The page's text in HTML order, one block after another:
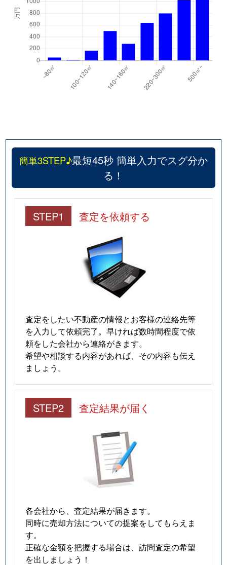
簡単3STEP♪最短45秒 簡単入力でスグ分か
る！
STEP1 査定を依頼する
査定をしたい不動産の情報とお客様の連絡先等
を入力して依頼完了。早ければ数時間程度で依
頼をした会社から連絡がきます。
希望や相談する内容があれば、その内容も伝え
ましょう。
STEP2 査定結果が届く
各会社から、査定結果が届きます。
同時に売却方法についての提案をしてもらえま
す。
正確な金額を把握する場合は、訪問査定の希望
を出しましょう！